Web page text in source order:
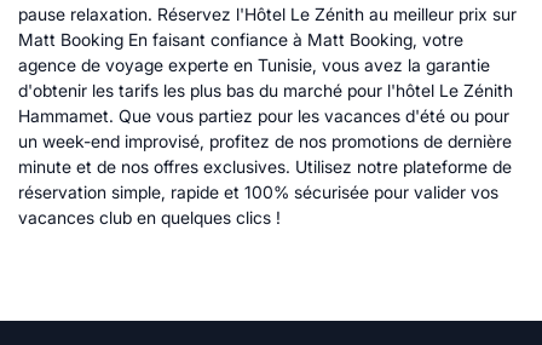
pause relaxation. Réservez l'Hôtel Le Zénith au meilleur prix sur
Matt Booking En faisant confiance à Matt Booking, votre
agence de voyage experte en Tunisie, vous avez la garantie
d'obtenir les tarifs les plus bas du marché pour l'hôtel Le Zénith
Hammamet. Que vous partiez pour les vacances d'été ou pour
un week-end improvisé, profitez de nos promotions de dernière
minute et de nos offres exclusives. Utilisez notre plateforme de
réservation simple, rapide et 100% sécurisée pour valider vos
vacances club en quelques clics !